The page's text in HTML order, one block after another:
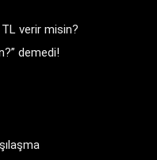
verir misin?
demedi!